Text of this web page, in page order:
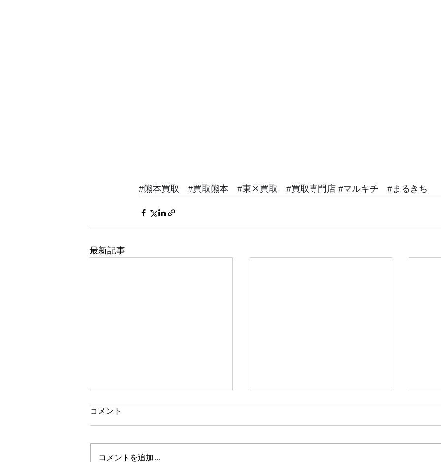
#熊本買取 #買取熊本 #東区買取 #買取専門店 #マルキチ #まるきち
最新記事
コメント
コメントを追加…